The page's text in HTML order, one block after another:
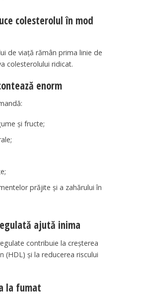
colesterolul în mod
de viață rămân prima linie de
colesterolului ridicat.
enorm
și fructe;
prăjite și a zahărului în
ajută inima
contribuie la creșterea
(HDL) și la reducerea riscului
la fumat